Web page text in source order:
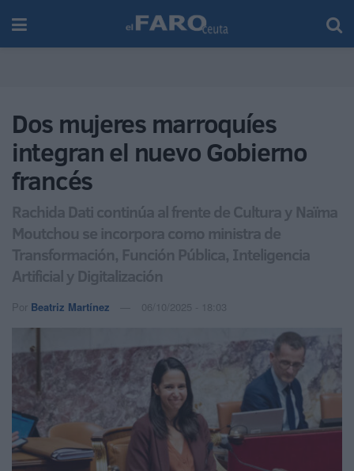
Dos mujeres marroquíes
integran el nuevo Gobierno
francés
Rachida Dati continúa al frente de Cultura y Naïma
Moutchou se incorpora como ministra de
Transformación, Función Pública, Inteligencia
Artificial y Digitalización
Por Beatriz Martínez 06/10/2025 - 18:03